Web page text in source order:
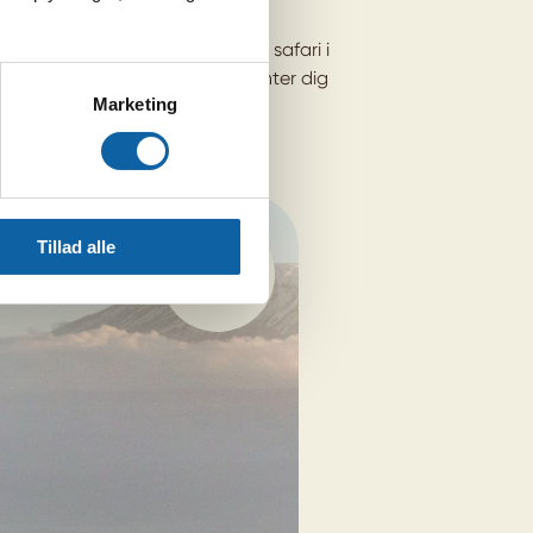
Marketing
Tillad alle
og mange dyrearter på denne safari i
Blixens ”Mit Kenya”. Her venter dig
dage.
14 dage
OG